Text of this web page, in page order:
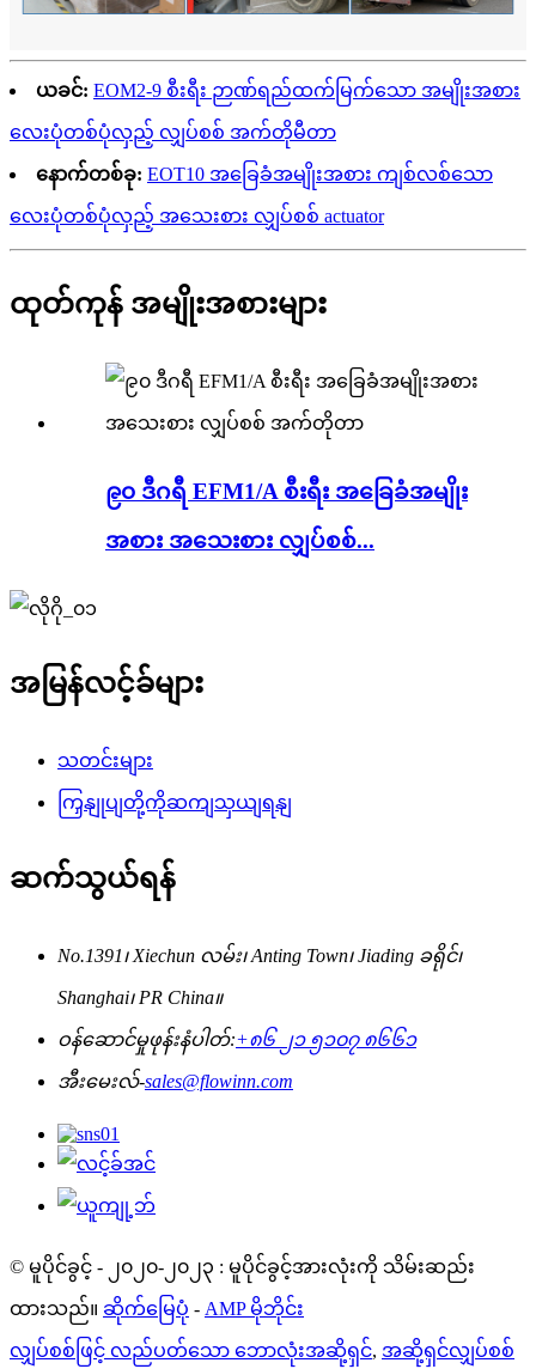
ယခင်: EOM2-9 စီးရီး ဉာဏ်ရည်ထက်မြက်သော အမျိုးအစား
လေးပုံတစ်ပုံလှည့် လျှပ်စစ် အက်တိုမီတာ
နောက်တစ်ခု: EOT10 အခြေခံအမျိုးအစား ကျစ်လစ်သော
လေးပုံတစ်ပုံလှည့် အသေးစား လျှပ်စစ် actuator
ထုတ်ကုန် အမျိုးအစားများ
၉၀ ဒီဂရီ EFM1/A စီးရီး အခြေခံအမျိုး
အစား အသေးစား လျှပ်စစ်...
အမြန်လင့်ခ်များ
သတင်းများ
ကြှနျုပျတို့ကိုဆကျသှယျရနျ
ဆက်သွယ်ရန်
No.1391၊ Xiechun လမ်း၊ Anting Town၊ Jiading ခရိုင်၊
Shanghai၊ PR China။
ဝန်ဆောင်မှုဖုန်းနံပါတ်:+၈၆ ၂၁ ၅၁၀၇ ၈၆၆၁
အီးမေးလ်-sales@flowinn.com
© မူပိုင်ခွင့် - ၂၀၂၀-၂၀၂၃ : မူပိုင်ခွင့်အားလုံးကို သိမ်းဆည်း
ထားသည်။ ဆိုက်မြေပုံ - AMP မိုဘိုင်း
လျှပ်စစ်ဖြင့် လည်ပတ်သော ဘောလုံးအဆို့ရှင်, အဆို့ရှင်လျှပ်စစ်